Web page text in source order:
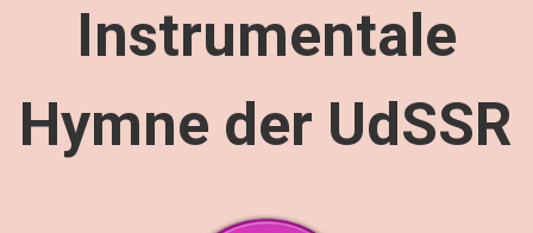
Instrumentale
Hymne der UdSSR